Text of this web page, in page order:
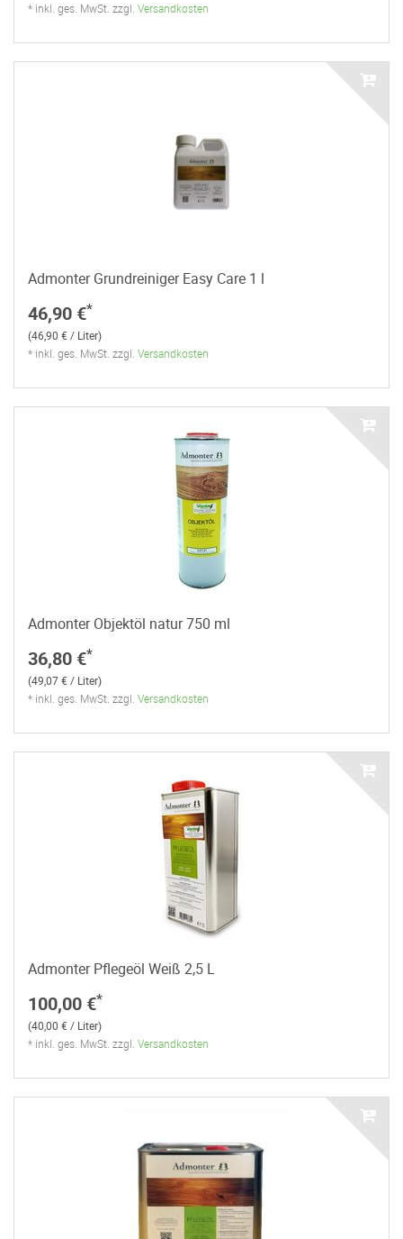
* inkl. ges. MwSt. zzgl. Versandkosten
Admonter Grundreiniger Easy Care 1 l
46,90 €*
(46,90 € / Liter)
* inkl. ges. MwSt. zzgl. Versandkosten
Admonter Objektöl natur 750 ml
36,80 €*
(49,07 € / Liter)
* inkl. ges. MwSt. zzgl. Versandkosten
Admonter Pflegeöl Weiß 2,5 L
100,00 €*
(40,00 € / Liter)
* inkl. ges. MwSt. zzgl. Versandkosten